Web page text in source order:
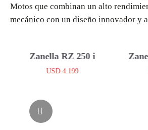
Motos que combinan un alto
mecánico con un diseño innovador y
Zanella RZ 250 i
USD4.199